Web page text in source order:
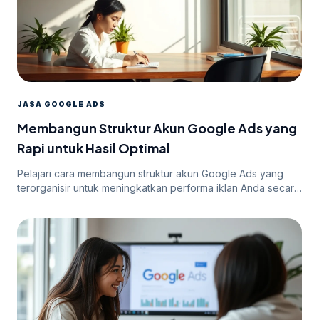
JASA GOOGLE ADS
Membangun Struktur Akun Google Ads yang
Rapi untuk Hasil Optimal
Pelajari cara membangun struktur akun Google Ads yang
terorganisir untuk meningkatkan performa iklan Anda secara